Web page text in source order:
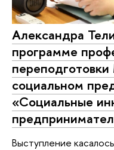
Александра
программе
социальном
«Социальные
Выступление